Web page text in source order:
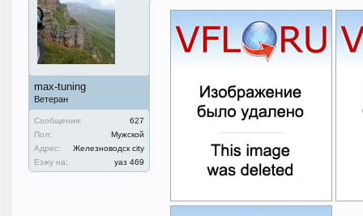
max-tuning
Ветеран
Сообщения:
627
Пол:
Мужской
Адрес:
Железноводск city
Езжу на:
уаз 469